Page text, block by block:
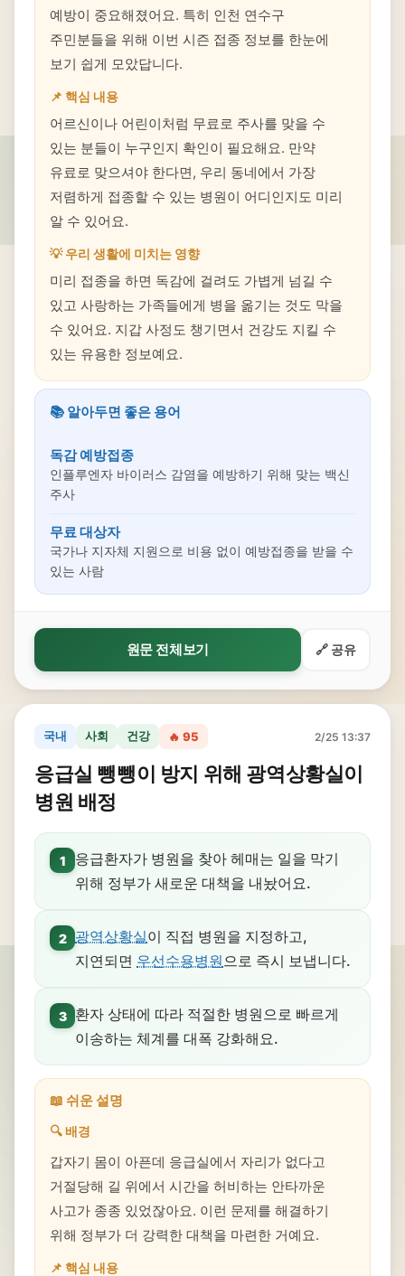
예방이 중요해졌어요. 특히 인천 연수구
주민분들을 위해 이번 시즌 접종 정보를 한눈에
보기 쉽게 모았답니다.
📌 핵심 내용
어르신이나 어린이처럼 무료로 주사를 맞을 수
있는 분들이 누구인지 확인이 필요해요. 만약
유료로 맞으셔야 한다면, 우리 동네에서 가장
저렴하게 접종할 수 있는 병원이 어디인지도 미리
알 수 있어요.
💡 우리 생활에 미치는 영향
미리 접종을 하면 독감에 걸려도 가볍게 넘길 수
있고 사랑하는 가족들에게 병을 옮기는 것도 막을
수 있어요. 지갑 사정도 챙기면서 건강도 지킬 수
있는 유용한 정보예요.
📚 알아두면 좋은 용어
독감 예방접종
인플루엔자 바이러스 감염을 예방하기 위해 맞는 백신
주사
무료 대상자
국가나 지자체 지원으로 비용 없이 예방접종을 받을 수
있는 사람
원문 전체보기 🔗 공유
국내 사회 건강 🔥 95 2/25 13:37
응급실 뺑뺑이 방지 위해 광역상황실이
병원 배정
1
응급환자가 병원을 찾아 헤매는 일을 막기
위해 정부가 새로운 대책을 내놨어요.
2 광역상황실이 직접 병원을 지정하고,
지연되면 우선수용병원으로 즉시 보냅니다.
3
환자 상태에 따라 적절한 병원으로 빠르게
이송하는 체계를 대폭 강화해요.
📖 쉬운 설명
🔍 배경
갑자기 몸이 아픈데 응급실에서 자리가 없다고
거절당해 길 위에서 시간을 허비하는 안타까운
사고가 종종 있었잖아요. 이런 문제를 해결하기
위해 정부가 더 강력한 대책을 마련한 거예요.
📌 핵심 내용